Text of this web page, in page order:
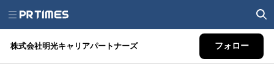
株式会社明光キャリアパートナーズ フォロー